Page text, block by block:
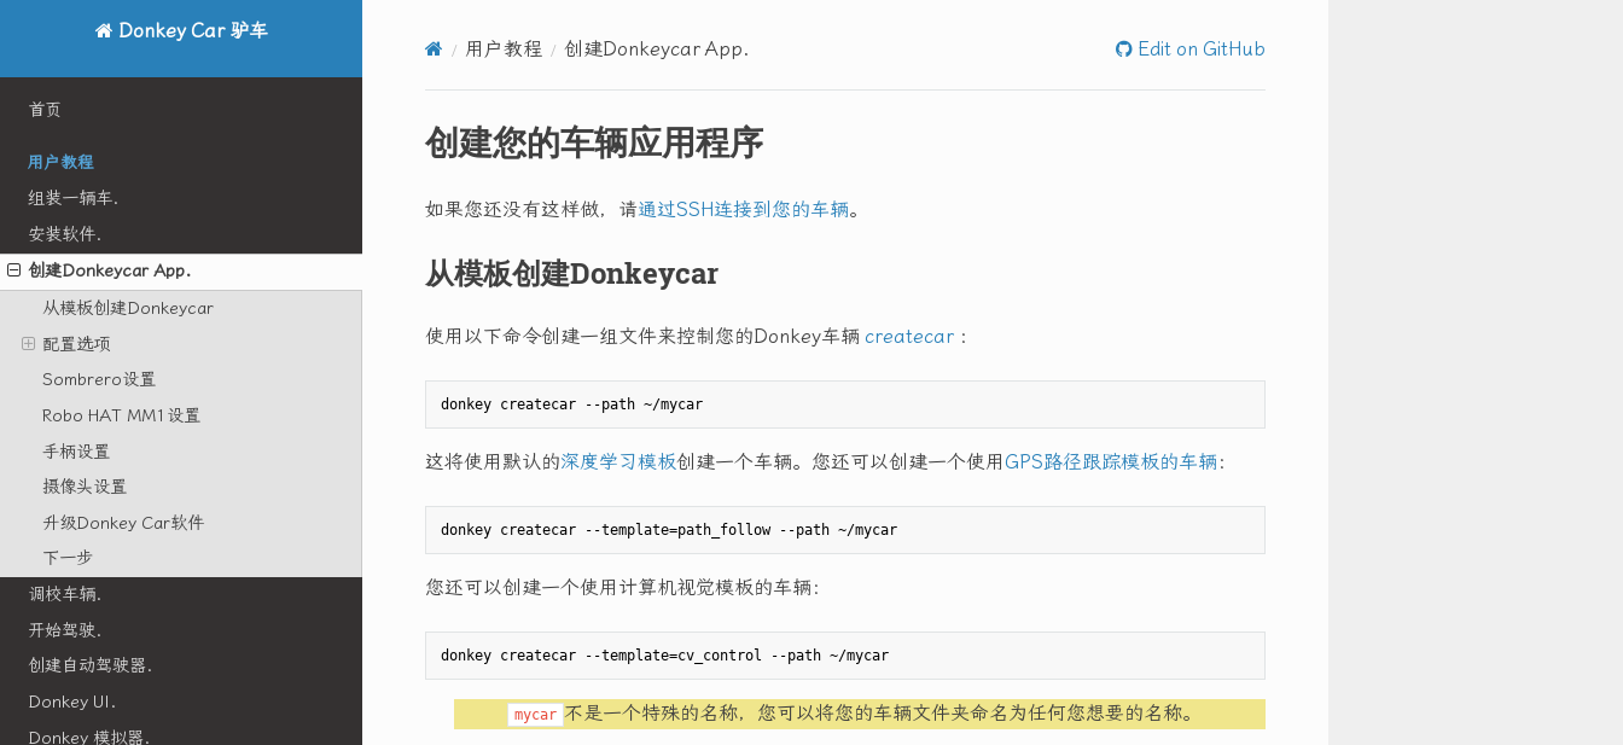
Donkey Car 驴车
首页
用户教程
组装一辆车.
安装软件.
创建Donkeycar App.
从模板创建Donkeycar
配置选项
Sombrero设置
Robo HAT MM1设置
手柄设置
摄像头设置
升级Donkey Car软件
下一步
调校车辆.
开始驾驶.
创建自动驾驶器.
Donkey UI.
Donkey 模拟器.
用户教程 创建Donkeycar App. Edit on GitHub
创建您的车辆应用程序
如果您还没有这样做，请通过SSH连接到您的车辆。
从模板创建Donkeycar
使用以下命令创建一组文件来控制您的Donkey车辆 createcar：
donkey createcar --path ~/mycar
这将使用默认的深度学习模板创建一个车辆。您还可以创建一个使用 GPS路径跟踪模板的车辆 ：
donkey createcar --template=path_follow --path ~/mycar
您还可以创建一个使用计算机视觉模板的车辆：
donkey createcar --template=cv_control --path ~/mycar
mycar 不是一个特殊的名称，您可以将您的车辆文件夹命名为任何您想要的名称。